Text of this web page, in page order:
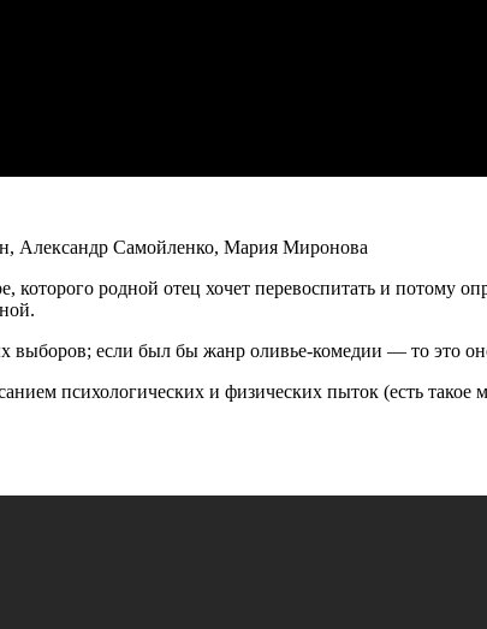
Александр Самойленко, Мария Миронова
которого родной отец хочет перевоспитать и потому
выборов; если был бы жанр оливье-комедии — то это
психологических и физических пыток (есть